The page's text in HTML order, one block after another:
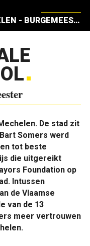
REGIO - MECHELEN - BURGEMEESTER
De stad zit
Somers werd
tot beste
die uitgereikt
Foundation op
Intussen
de Vlaamse
van de 13
meer vertrouwen